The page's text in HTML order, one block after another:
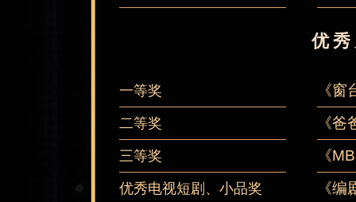
优
一等奖 《
二等奖 《
三等奖 《
优秀电视短剧、小品奖 《